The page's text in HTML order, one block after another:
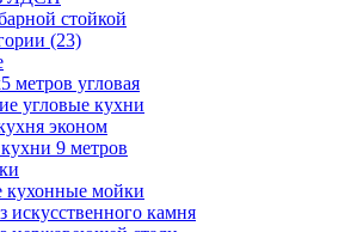
стойкой
(23)
метров угловая
угловые кухни
эконом
9 метров
кухонные мойки
искусственного камня